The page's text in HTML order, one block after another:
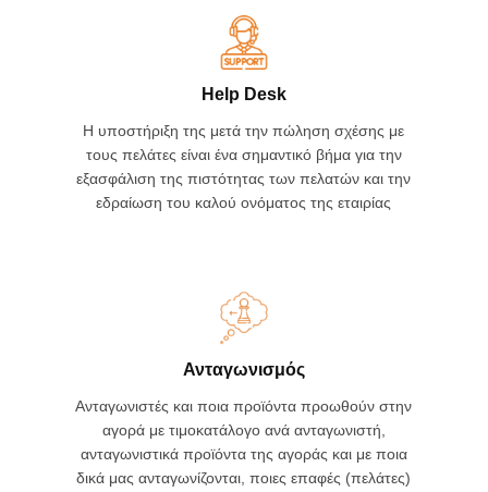
Help Desk
Η υποστήριξη της μετά την πώληση σχέσης με
τους πελάτες είναι ένα σημαντικό βήμα για την
εξασφάλιση της πιστότητας των πελατών και την
εδραίωση του καλού ονόματος της εταιρίας
Ανταγωνισμός
Ανταγωνιστές και ποια προϊόντα προωθούν στην
αγορά με τιμοκατάλογο ανά ανταγωνιστή,
ανταγωνιστικά προϊόντα της αγοράς και με ποια
δικά μας ανταγωνίζονται, ποιες επαφές (πελάτες)